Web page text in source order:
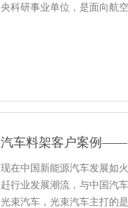
央科研事业单位，是面向航空
汽车料架客户案例——
现在中国新能源汽车发展如火
赶行业发展潮流，与中国
光束汽车，光束汽车主打的